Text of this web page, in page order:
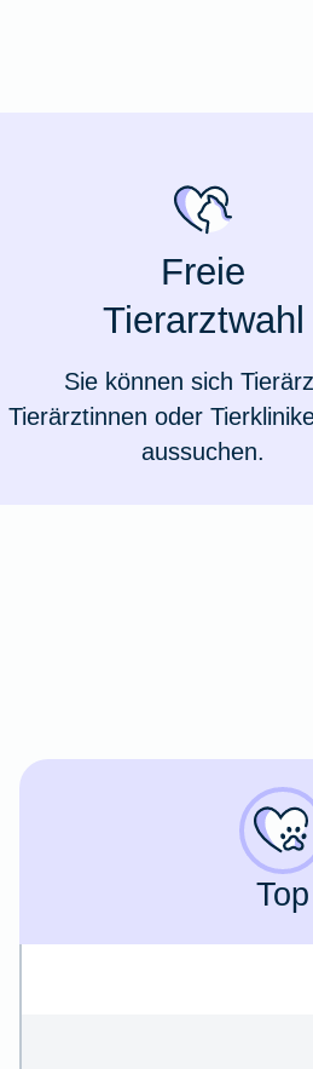
Zur Produktübersicht
Freie
Tierarztwahl
Sie können sich
Tierärztinnen oder
aussuchen.
Top